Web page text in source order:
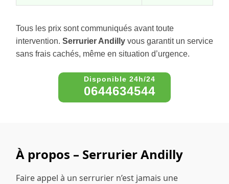
Tous les prix sont communiqués avant toute
intervention. Serrurier Andilly vous garantit un service
sans frais cachés, même en situation d’urgence.
0644634544
À propos – Serrurier Andilly
Faire appel à un serrurier n’est jamais une